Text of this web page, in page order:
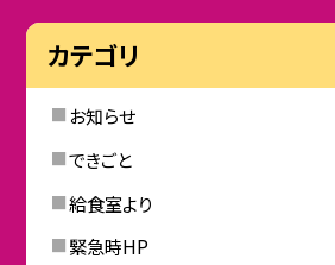
カテゴリ
お知らせ
できごと
給食室より
緊急時HP